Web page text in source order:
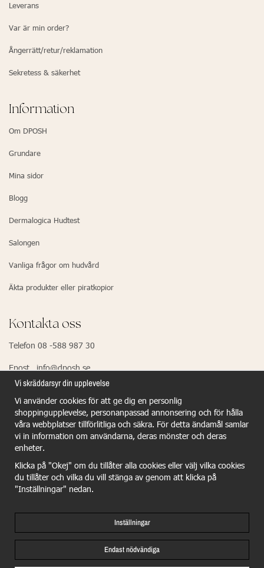
Leverans
Var är min order?
Ångerrätt/retur/reklamation
Sekretess & säkerhet
Information
Om DPOSH
Grundare
Mina sidor
Blogg
Dermalogica Hudtest
Salongen
Vanliga frågor om hudvård
Äkta produkter eller piratkopior
Kontakta oss
Telefon 08 -588 987 30
Epost info@dposh.se
EU Responsible Person - Dermalogica
Dermalogica GmbH
Wiesenstr.21
40549 Dûsseldorf
benjamin.schulze@dermalogica.com
Vi skräddarsyr din upplevelse
Vi använder cookies för att ge dig en personlig
shoppingupplevelse, personanpassad annonsering och för hålla
våra webbplatser tillförlitliga och säkra. För detta ändamål samlar
vi in information om användarna, deras mönster och deras
enheter.
Klicka på "Okej" om du tillåter alla cookies eller välj vilka cookies
du tillåter och vilka du vill stänga av genom att klicka på
"Inställningar" nedan.
Inställningar
Endast nödvändiga